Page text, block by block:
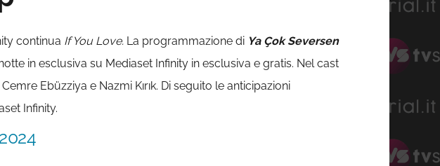
continua If You Love. La programmazione di Ya Çok Seversen
in esclusiva su Mediaset Infinity in esclusiva e gratis. Nel cast
Ebüzziya e Nazmi Kırık. Di seguito le anticipazioni
Infinity.